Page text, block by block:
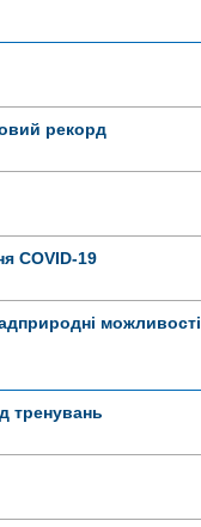
рекорд
COVID-19
можливості
тренувань